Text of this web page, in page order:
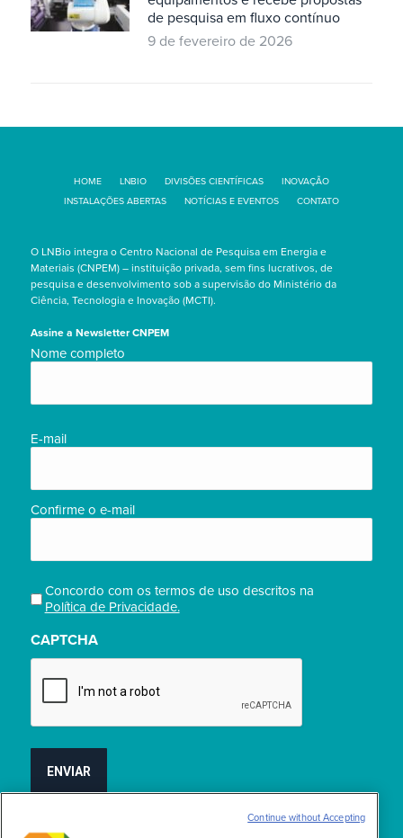
de pesquisa em fluxo contínuo
9 de fevereiro de 2026
HOME LNBIO DIVISÕES CIENTÍFICAS
INOVAÇÃO
INSTALAÇÕES ABERTAS
NOTÍCIAS E EVENTOS CONTATO
O LNBio integra o Centro Nacional de Pesquisa em Energia e
Materiais (CNPEM) – instituição privada, sem fins lucrativos, de
pesquisa e desenvolvimento sob a supervisão do Ministério da
Ciência, Tecnologia e Inovação (MCTI).
Assine a Newsletter CNPEM
Nome
Nome completo
E-
E-mail
Confirme o e-mail
Privacidade
(obrigatório)
Concordo com os termos de uso descritos na
Política de Privacidade.
CAPTCHA
Continue without Accepting